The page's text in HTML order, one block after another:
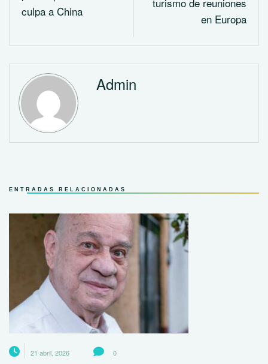
culpa a China
en Europa
Admin
ENTRADAS RELACIONADAS
21 abril, 2026 0